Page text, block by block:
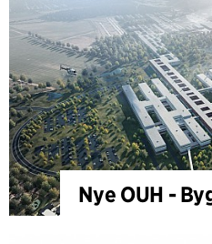
Nye OUH -